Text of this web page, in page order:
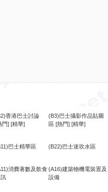
香港巴士討論
門] [精華]
(B3)巴士攝影作品貼圖
區 [熱門] [精華]
巴士精華區 (B22)巴士迷吹水區
消費著數及飲食(A16)建築物機電裝置及
設備